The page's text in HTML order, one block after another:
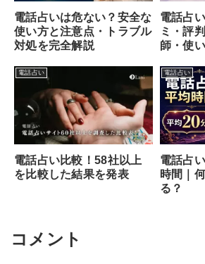
電話占いは危ない？安全な
使い方と注意点・トラブル
対処を完全解説
電話占
ミ・評
師・使
電話占い
電話占い比較！58社以上
を比較した結果を発表
電話占い
電話占
時間｜
る？
コメント